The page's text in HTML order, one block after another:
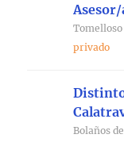
privado
Bolaños